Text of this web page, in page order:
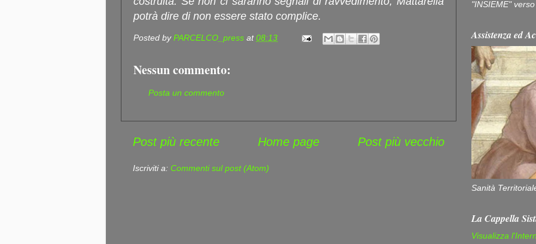
potrà dire di non essere stato complice.
Posted byPARCELCO_press at08:13
Nessun commento:
Posta un commento
Post più recente Post più vecchio
Home page
Iscriviti a: Commenti sul post (Atom)
"INSIEME"
Assistenza ed
Sanità
La Cappella
Visualizza